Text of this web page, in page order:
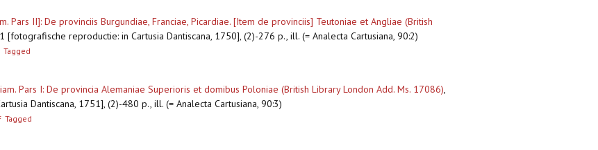
Pars II]: De provinciis Burgundiae, Franciae, Picardiae. [Item de provinciis] Teutoniae et Angliae (British
[fotografische reproductie: in Cartusia Dantiscana, 1750], (2)-276 p., ill. (= Analecta Cartusiana, 90:2)
Tagged
Pars I: De provincia Alemaniae Superioris et domibus Poloniae (British Library London Add. Ms. 17086),
Dantiscana, 1751], (2)-480 p., ill. (= Analecta Cartusiana, 90:3)
Tagged